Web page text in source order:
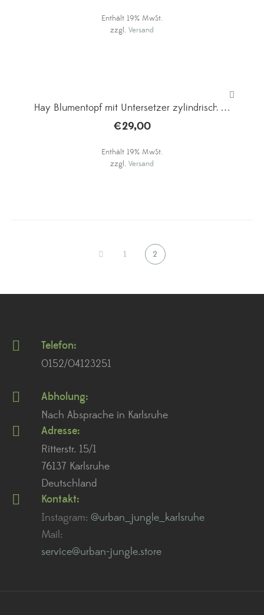
war:
Enthält 19% MwSt.
zzgl. Versand
Hay Blumentopf mit Untersetzer zylindrisch M
€29,00
Enthält 19% MwSt.
zzgl. Versand
1 2
Telefon:
0152/04123251
Abholung:
Nach Absprache in Karlsruhe
Adresse:
Ritterstr. 15/1
76137 Karlsruhe
Deutschland
Kontakt:
Instagram: @urban_jungle_karlsruhe
Mail:
service@urban-jungle.store